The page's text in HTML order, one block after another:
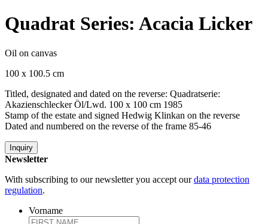
Quadrat Series: Acacia Licker
Oil on canvas
100 x 100.5 cm
Titled, designated and dated on the reverse: Quadratserie:
Akazienschlecker Öl/Lwd. 100 x 100 cm 1985
Stamp of the estate and signed Hedwig Klinkan on the reverse
Dated and numbered on the reverse of the frame 85-46
Inquiry
Newsletter
With subscribing to our newsletter you accept ourdata protection
regulation.
Vorname